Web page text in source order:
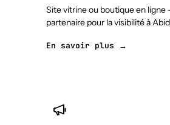
Site vitrine ou boutique en ligne
partenaire pour la visibilité à
En savoir plus →